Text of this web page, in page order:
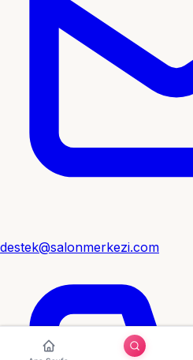
destek@salonmerkezi.com